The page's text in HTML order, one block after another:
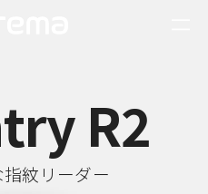
R2
紋リーダー